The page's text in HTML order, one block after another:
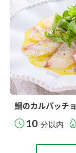
鯛のカルパッチョ
10 分以内